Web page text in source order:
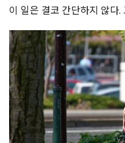
이 일은 결코 간단하지 않다.